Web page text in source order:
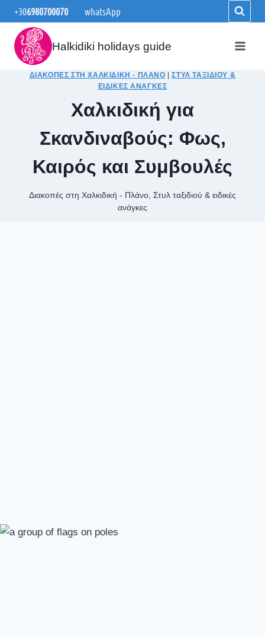
to
content
+306980700070 whatsApp
Halkidiki holidays guide
ΔΙΑΚΟΠΈΣ ΣΤΗ ΧΑΛΚΙΔΙΚΉ - ΠΛΆΝΟ |ΣΤΥΛ ΤΑΞΙΔΙΟΎ &
ΕΙΔΙΚΈΣ ΑΝΆΓΚΕΣ
Χαλκιδική για
Σκανδιναβούς: Φως,
Καιρός και Συμβουλές
Διακοπές στη Χαλκιδική - Πλάνο Στυλ ταξιδιού & ειδικές
ανάγκες